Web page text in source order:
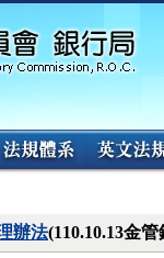
辦法(110.10.13金